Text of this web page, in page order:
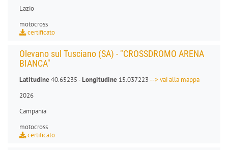
Lazio
motocross
certificato
Olevano sul Tusciano (SA) - "CROSSDROMO ARENA
BIANCA"
Latitudine40.65235 -Longitudine 15.037223--> vai alla mappa
2026
Campania
motocross
certificato